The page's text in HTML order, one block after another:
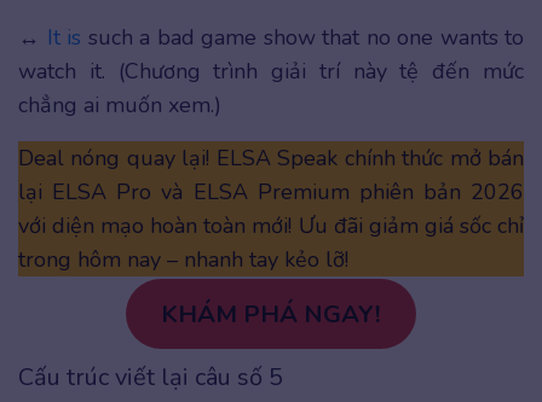
↔ It is such a bad game show that no one wants to
watch it. (Chương trình giải trí này tệ đến mức
chẳng ai muốn xem.)
Deal nóng quay lại! ELSA Speak chính thức mở bán
lại ELSA Pro và ELSA Premium phiên bản 2026
với diện mạo hoàn toàn mới! Ưu đãi giảm giá sốc chỉ
trong hôm nay – nhanh tay kẻo lỡ!
KHÁM PHÁ NGAY!
Cấu trúc viết lại câu số 5